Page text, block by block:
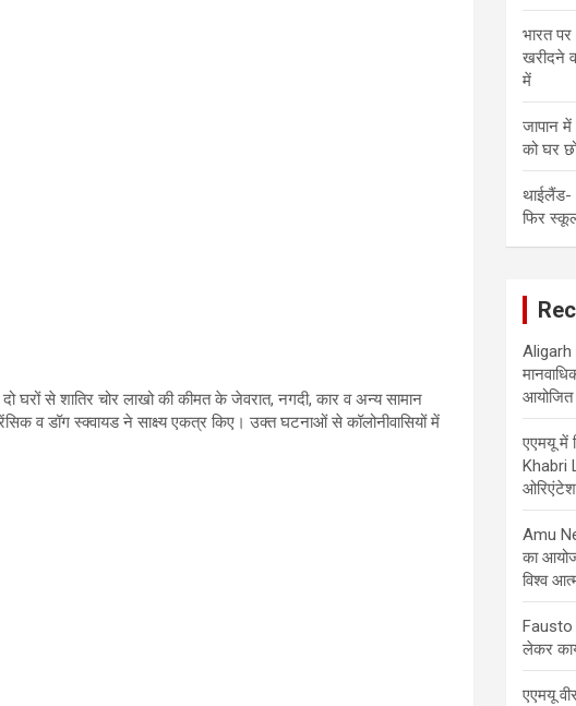
घरों से शातिर चोर लाखो की कीमत के जेवरात, नगदी, कार व अन्य सामान
व डॉग स्क्वायड ने साक्ष्य एकत्र किए। उक्त घटनाओं से कॉलोनीवासियों में
भारत
खरीदने
में
जापान
को घर
थाईलैंड-
फिर
Aligarh
एएमयू में
Khabri
Amu
का
विश्व
लेकर
एएमयू